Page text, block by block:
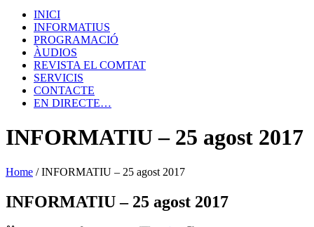
INICI
INFORMATIUS
PROGRAMACIÓ
ÀUDIOS
REVISTA EL COMTAT
SERVICIS
CONTACTE
EN DIRECTE…
INFORMATIU – 25 agost 2017
Home /INFORMATIU – 25 agost 2017
INFORMATIU – 25 agost 2017